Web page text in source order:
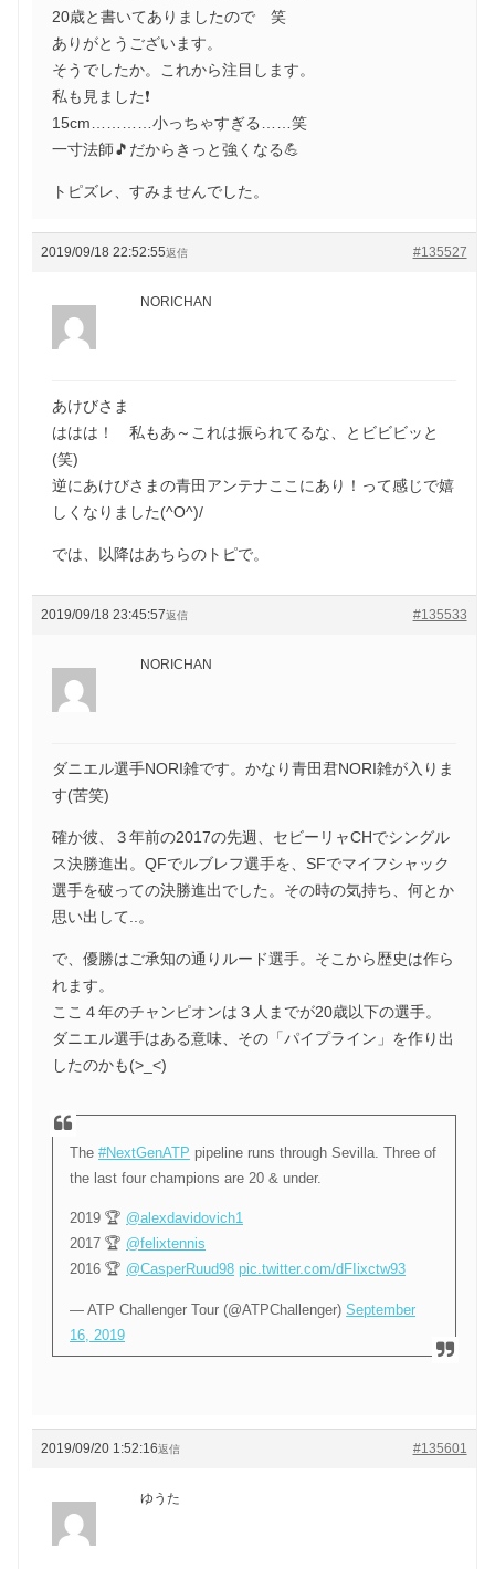
20歳と書いてありましたので 笑
ありがとうございます。
そうでしたか。これから注目します。
私も見ました❗
15cm…………小っちゃすぎる……笑
一寸法師🎵だからきっと強くなる💪
トピズレ、すみませんでした。
2019/09/18 22:52:55 #135527
返信
NORICHAN
あけびさま
ははは！ 私もあ～これは振られてるな、とビビビッと
(笑)
逆にあけびさまの青田アンテナここにあり！って感じで嬉
しくなりました(^O^)/
では、以降はあちらのトピで。
2019/09/18 23:45:57 #135533
返信
NORICHAN
ダニエル選手NORI雑です。かなり青田君NORI雑が入りま
す(苦笑)
確か彼、３年前の2017の先週、セビーリャCHでシングル
ス決勝進出。QFでルブレフ選手を、SFでマイフシャック
選手を破っての決勝進出でした。その時の気持ち、何とか
思い出して..。
で、優勝はご承知の通りルード選手。そこから歴史は作ら
れます。
ここ４年のチャンピオンは３人までが20歳以下の選手。
ダニエル選手はある意味、その「パイプライン」を作り出
したのかも(>_<)
The#NextGenATP pipeline runs through Sevilla. Three of
the last four champions are 20 & under.
2019 🏆 @alexdavidovich1
2017 🏆 @felixtennis
2016 🏆 @CasperRuud98 pic.twitter.com/dFIixctw93
— ATP Challenger Tour (@ATPChallenger)September
16, 2019
2019/09/20 1:52:16 #135601
返信
ゆうた